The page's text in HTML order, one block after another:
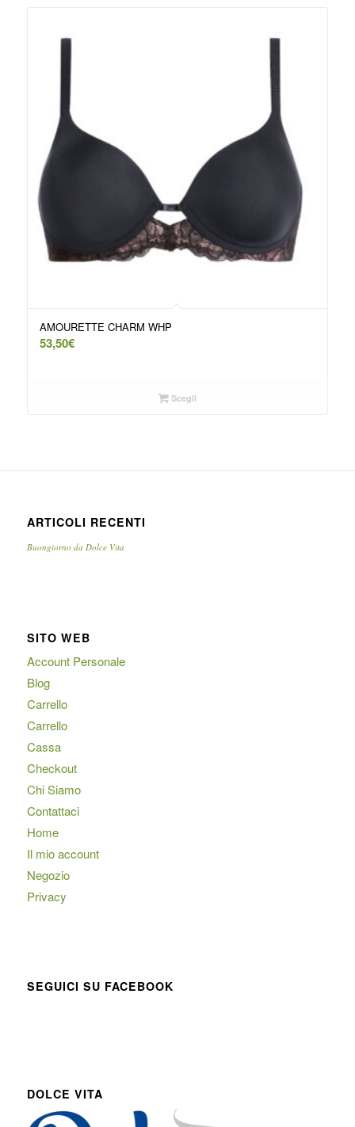
AMOURETTE CHARM WHP
53,50€
Scegli
ARTICOLI RECENTI
Buongiorno da Dolce Vita
SITO WEB
Account Personale
Blog
Carrello
Carrello
Cassa
Checkout
Chi Siamo
Contattaci
Home
Il mio account
Negozio
Privacy
SEGUICI SU FACEBOOK
DOLCE VITA